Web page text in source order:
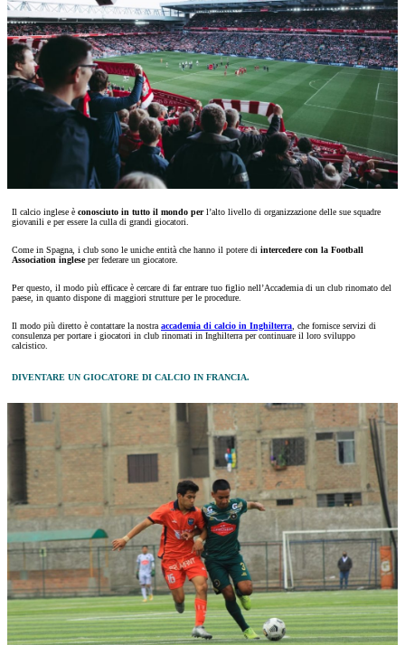
Il calcio inglese è conosciuto in tutto il mondo perl’alto livello di organizzazione delle sue squadre
giovanili e per essere la culla di grandi giocatori.
Come in Spagna, i club sono le uniche entità che hanno il potere di intercedere con la Football
Association ingleseper federare un giocatore.
Per questo, il modo più efficace è cercare di far entrare tuo figlio nell’Accademia di un club rinomato del
paese, in quanto dispone di maggiori strutture per le procedure.
Il modo più diretto è contattare la nostraaccademia di calcio in Inghilterra, che fornisce servizi di
consulenza per portare i giocatori in club rinomati in Inghilterra per continuare il loro sviluppo
calcistico.
DIVENTARE UN GIOCATORE DI CALCIO IN FRANCIA.